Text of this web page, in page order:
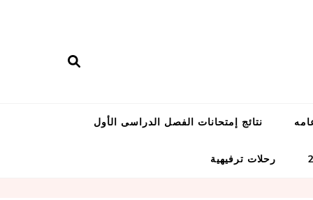
نتائج إمتحانات الفصل الدراسى الأول
رحلات ترفيهية